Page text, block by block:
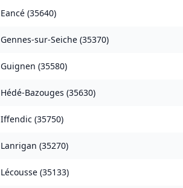
Eancé (35640)
Gennes-sur-Seiche (35370)
Guignen (35580)
Hédé-Bazouges (35630)
Iffendic (35750)
Lanrigan (35270)
Lécousse (35133)